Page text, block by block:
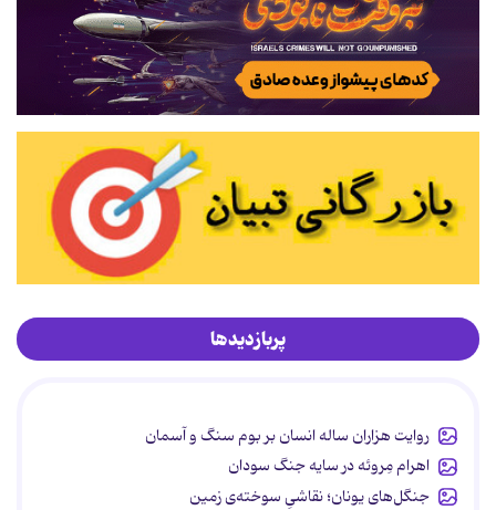
پربازدیدها
روایت هزاران ساله انسان بر بوم سنگ و آسمان
اهرام مِروئه در سایه جنگ سودان
جنگل‌های یونان؛ نقاشیِ سوخته‌ی زمین